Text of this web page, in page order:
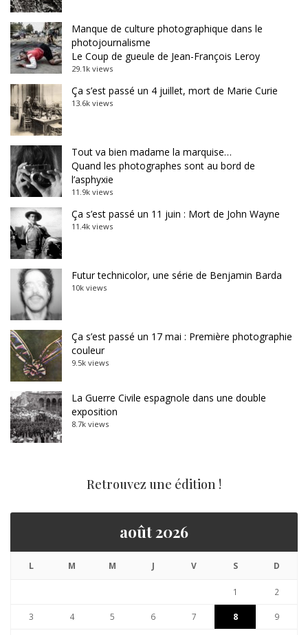
Manque de culture photographique dans le
photojournalisme
Le Coup de gueule de Jean-François Leroy
29.1k views
Ça s’est passé un 4 juillet, mort de Marie Curie
13.6k views
Tout va bien madame la marquise…
Quand les photographes sont au bord de
l’asphyxie
11.9k views
Ça s’est passé un 11 juin : Mort de John Wayne
11.4k views
Futur technicolor, une série de Benjamin Barda
10k views
Ça s’est passé un 17 mai : Première photographie
couleur
9.5k views
La Guerre Civile espagnole dans une double
exposition
8.7k views
Retrouvez une édition !
août 2026
L M M J V S D
1 2
3 4 5 6 7 8 9